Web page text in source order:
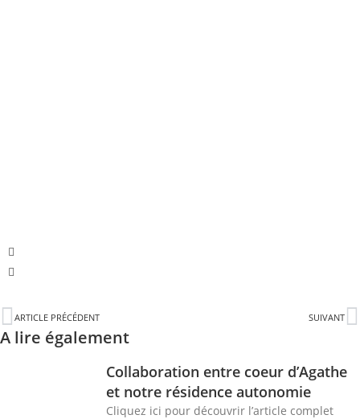
ARTICLE PRÉCÉDENT SUIVANT
A lire également
Collaboration entre coeur d’Agathe
et notre résidence autonomie
Cliquez ici pour découvrir l’article complet